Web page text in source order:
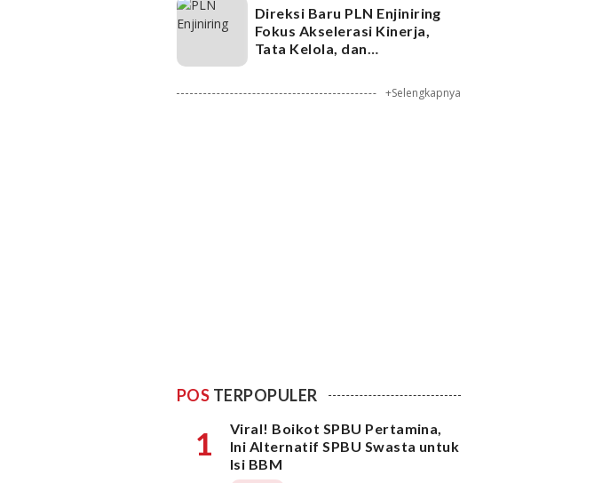
Direksi Baru PLN Enjiniring
Fokus Akselerasi Kinerja,
Tata Kelola, dan
+Selengkapnya
POS TERPOPULER
1
Viral! Boikot SPBU Pertamina,
Ini Alternatif SPBU Swasta untuk
Isi BBM